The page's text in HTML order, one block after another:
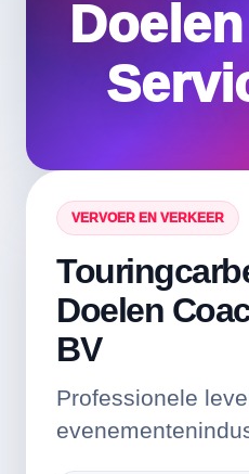
VERVOER EN VERKEER
Doelen
BV
Professionele